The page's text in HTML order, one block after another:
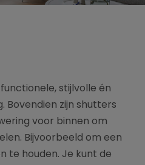
stijlvolle én
Bovendien zijn shutters
voor binnen om
Bijvoorbeeld om een
te houden. Je kunt de